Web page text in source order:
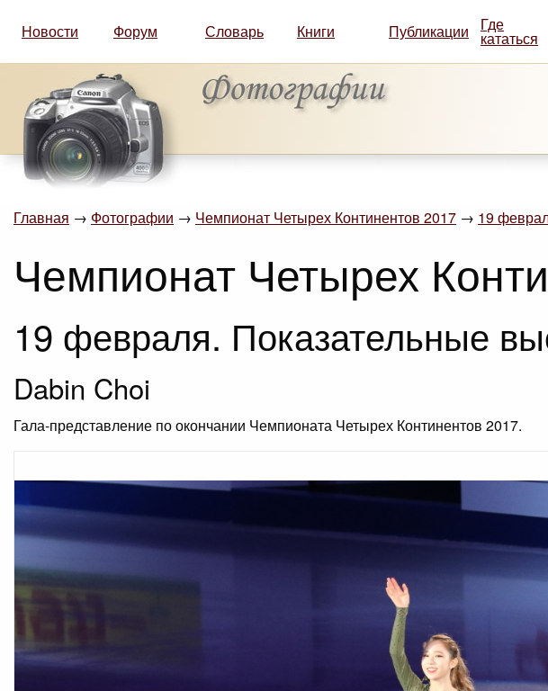
Новости Форум Словарь Книги Публикации Где
кататься
Главная → Фотографии → Чемпионат Четырех Континентов 2017 → 19
Чемпионат Четырех
19 февраля. Показательные
Dabin Choi
Гала-представление по окончании Чемпионата Четырех Континентов 2017.